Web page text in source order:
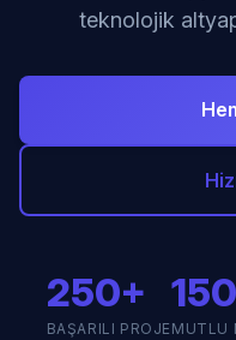
teknolojik
250+
BAŞARILI PROJE MUTLU